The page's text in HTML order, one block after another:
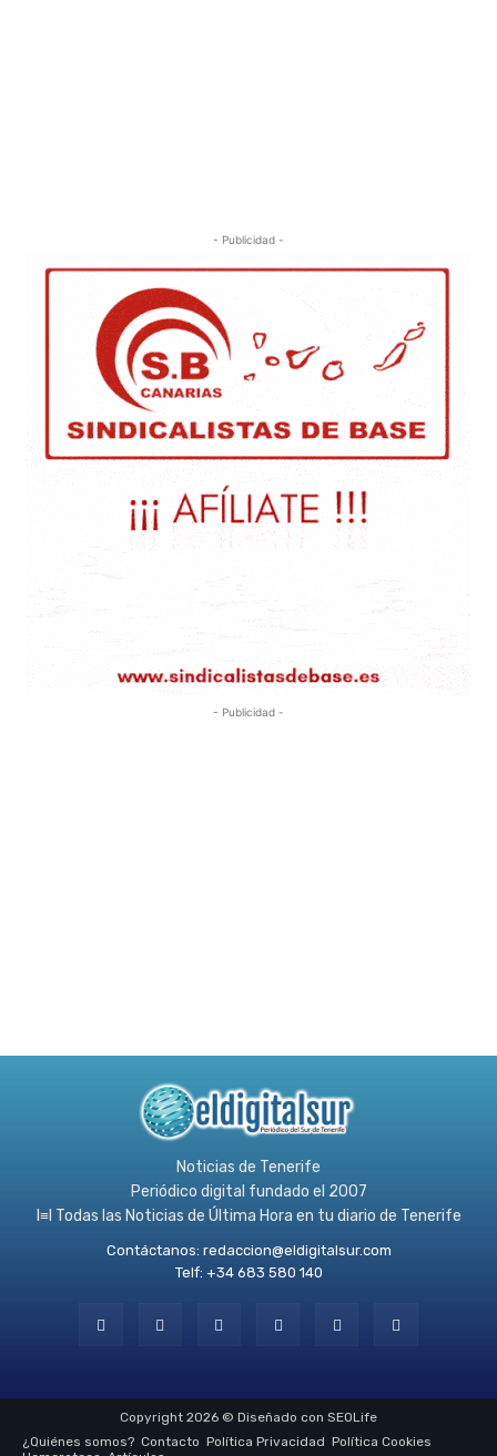
- Publicidad -
- Publicidad -
Noticias de Tenerife
Periódico digital fundado el 2007
l≡l Todas las Noticias de Última Hora en tu diario de Tenerife
Contáctanos: redaccion@eldigitalsur.com
Telf: +34 683 580 140
Copyright 2026 © Diseñado con SEOLife
¿Quiénes somos? Contacto Política Privacidad Política Cookies